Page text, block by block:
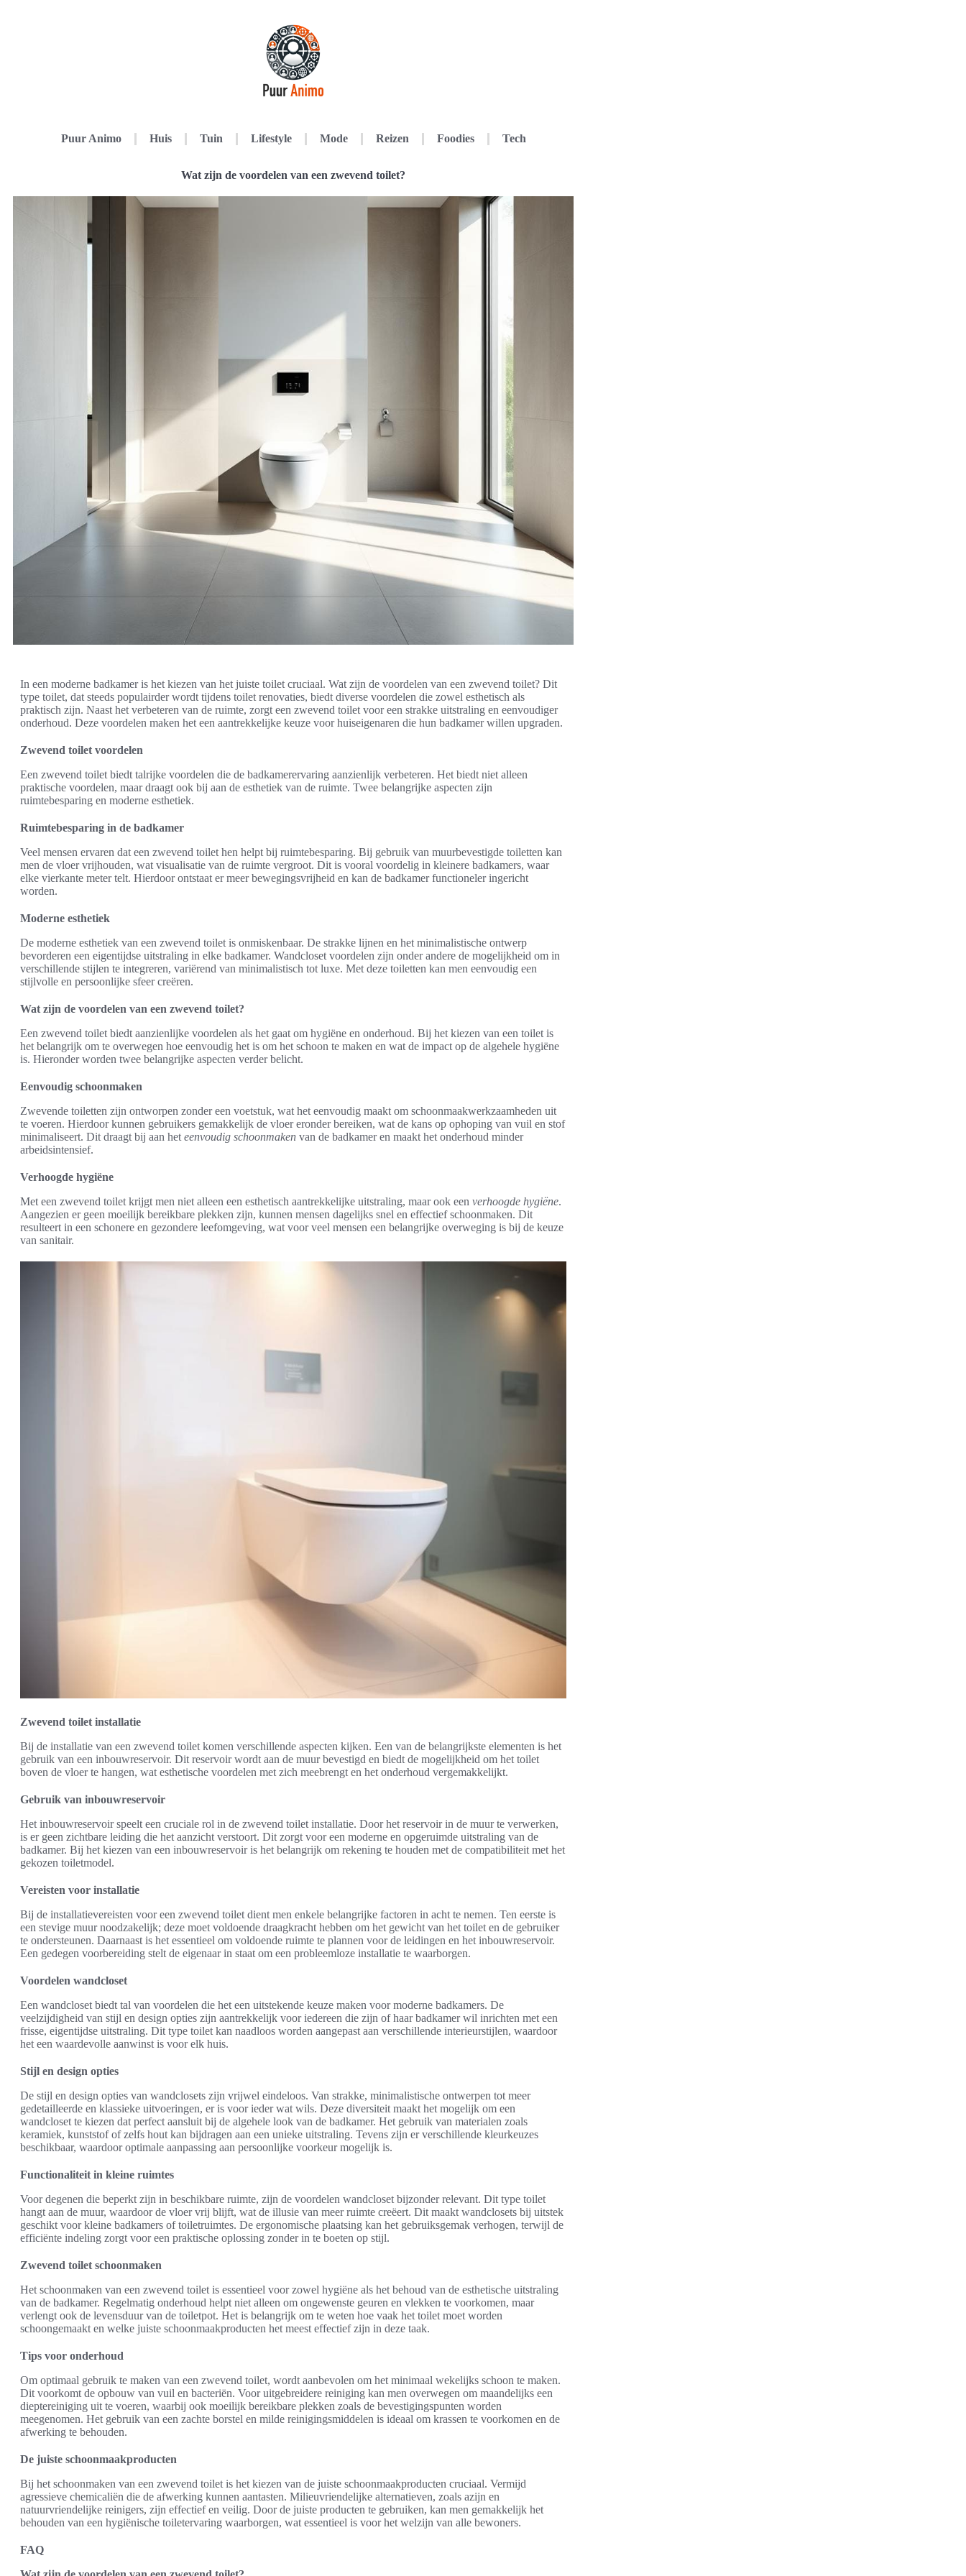
Puur Animo Huis Tuin Lifestyle Mode Reizen Foodies Tech
Wat zijn de voordelen van een zwevend toilet?
In een moderne badkamer is het kiezen van het juiste toilet cruciaal. Wat zijn de voordelen van een zwevend toilet? Dit
type toilet, dat steeds populairder wordt tijdens toilet renovaties, biedt diverse voordelen die zowel esthetisch als
praktisch zijn. Naast het verbeteren van de ruimte, zorgt een zwevend toilet voor een strakke uitstraling en eenvoudiger
onderhoud. Deze voordelen maken het een aantrekkelijke keuze voor huiseigenaren die hun badkamer willen upgraden.
Zwevend toilet voordelen
Een zwevend toilet biedt talrijke voordelen die de badkamerervaring aanzienlijk verbeteren. Het biedt niet alleen
praktische voordelen, maar draagt ook bij aan de esthetiek van de ruimte. Twee belangrijke aspecten zijn
ruimtebesparing en moderne esthetiek.
Ruimtebesparing in de badkamer
Veel mensen ervaren dat een zwevend toilet hen helpt bij ruimtebesparing. Bij gebruik van muurbevestigde toiletten kan
men de vloer vrijhouden, wat visualisatie van de ruimte vergroot. Dit is vooral voordelig in kleinere badkamers, waar
elke vierkante meter telt. Hierdoor ontstaat er meer bewegingsvrijheid en kan de badkamer functioneler ingericht
worden.
Moderne esthetiek
De moderne esthetiek van een zwevend toilet is onmiskenbaar. De strakke lijnen en het minimalistische ontwerp
bevorderen een eigentijdse uitstraling in elke badkamer. Wandcloset voordelen zijn onder andere de mogelijkheid om in
verschillende stijlen te integreren, variërend van minimalistisch tot luxe. Met deze toiletten kan men eenvoudig een
stijlvolle en persoonlijke sfeer creëren.
Wat zijn de voordelen van een zwevend toilet?
Een zwevend toilet biedt aanzienlijke voordelen als het gaat om hygiëne en onderhoud. Bij het kiezen van een toilet is
het belangrijk om te overwegen hoe eenvoudig het is om het schoon te maken en wat de impact op de algehele hygiëne
is. Hieronder worden twee belangrijke aspecten verder belicht.
Eenvoudig schoonmaken
Zwevende toiletten zijn ontworpen zonder een voetstuk, wat het eenvoudig maakt om schoonmaakwerkzaamheden uit
te voeren. Hierdoor kunnen gebruikers gemakkelijk de vloer eronder bereiken, wat de kans op ophoping van vuil en stof
minimaliseert. Dit draagt bij aan het eenvoudig schoonmaken van de badkamer en maakt het onderhoud minder
arbeidsintensief.
Verhoogde hygiëne
Met een zwevend toilet krijgt men niet alleen een esthetisch aantrekkelijke uitstraling, maar ook een verhoogde hygiëne.
Aangezien er geen moeilijk bereikbare plekken zijn, kunnen mensen dagelijks snel en effectief schoonmaken. Dit
resulteert in een schonere en gezondere leefomgeving, wat voor veel mensen een belangrijke overweging is bij de keuze
van sanitair.
Zwevend toilet installatie
Bij de installatie van een zwevend toilet komen verschillende aspecten kijken. Een van de belangrijkste elementen is het
gebruik van een inbouwreservoir. Dit reservoir wordt aan de muur bevestigd en biedt de mogelijkheid om het toilet
boven de vloer te hangen, wat esthetische voordelen met zich meebrengt en het onderhoud vergemakkelijkt.
Gebruik van inbouwreservoir
Het inbouwreservoir speelt een cruciale rol in de zwevend toilet installatie. Door het reservoir in de muur te verwerken,
is er geen zichtbare leiding die het aanzicht verstoort. Dit zorgt voor een moderne en opgeruimde uitstraling van de
badkamer. Bij het kiezen van een inbouwreservoir is het belangrijk om rekening te houden met de compatibiliteit met het
gekozen toiletmodel.
Vereisten voor installatie
Bij de installatievereisten voor een zwevend toilet dient men enkele belangrijke factoren in acht te nemen. Ten eerste is
een stevige muur noodzakelijk; deze moet voldoende draagkracht hebben om het gewicht van het toilet en de gebruiker
te ondersteunen. Daarnaast is het essentieel om voldoende ruimte te plannen voor de leidingen en het inbouwreservoir.
Een gedegen voorbereiding stelt de eigenaar in staat om een probleemloze installatie te waarborgen.
Voordelen wandcloset
Een wandcloset biedt tal van voordelen die het een uitstekende keuze maken voor moderne badkamers. De
veelzijdigheid van stijl en design opties zijn aantrekkelijk voor iedereen die zijn of haar badkamer wil inrichten met een
frisse, eigentijdse uitstraling. Dit type toilet kan naadloos worden aangepast aan verschillende interieurstijlen, waardoor
het een waardevolle aanwinst is voor elk huis.
Stijl en design opties
De stijl en design opties van wandclosets zijn vrijwel eindeloos. Van strakke, minimalistische ontwerpen tot meer
gedetailleerde en klassieke uitvoeringen, er is voor ieder wat wils. Deze diversiteit maakt het mogelijk om een
wandcloset te kiezen dat perfect aansluit bij de algehele look van de badkamer. Het gebruik van materialen zoals
keramiek, kunststof of zelfs hout kan bijdragen aan een unieke uitstraling. Tevens zijn er verschillende kleurkeuzes
beschikbaar, waardoor optimale aanpassing aan persoonlijke voorkeur mogelijk is.
Functionaliteit in kleine ruimtes
Voor degenen die beperkt zijn in beschikbare ruimte, zijn de voordelen wandcloset bijzonder relevant. Dit type toilet
hangt aan de muur, waardoor de vloer vrij blijft, wat de illusie van meer ruimte creëert. Dit maakt wandclosets bij uitstek
geschikt voor kleine badkamers of toiletruimtes. De ergonomische plaatsing kan het gebruiksgemak verhogen, terwijl de
efficiënte indeling zorgt voor een praktische oplossing zonder in te boeten op stijl.
Zwevend toilet schoonmaken
Het schoonmaken van een zwevend toilet is essentieel voor zowel hygiëne als het behoud van de esthetische uitstraling
van de badkamer. Regelmatig onderhoud helpt niet alleen om ongewenste geuren en vlekken te voorkomen, maar
verlengt ook de levensduur van de toiletpot. Het is belangrijk om te weten hoe vaak het toilet moet worden
schoongemaakt en welke juiste schoonmaakproducten het meest effectief zijn in deze taak.
Tips voor onderhoud
Om optimaal gebruik te maken van een zwevend toilet, wordt aanbevolen om het minimaal wekelijks schoon te maken.
Dit voorkomt de opbouw van vuil en bacteriën. Voor uitgebreidere reiniging kan men overwegen om maandelijks een
dieptereiniging uit te voeren, waarbij ook moeilijk bereikbare plekken zoals de bevestigingspunten worden
meegenomen. Het gebruik van een zachte borstel en milde reinigingsmiddelen is ideaal om krassen te voorkomen en de
afwerking te behouden.
De juiste schoonmaakproducten
Bij het schoonmaken van een zwevend toilet is het kiezen van de juiste schoonmaakproducten cruciaal. Vermijd
agressieve chemicaliën die de afwerking kunnen aantasten. Milieuvriendelijke alternatieven, zoals azijn en
natuurvriendelijke reinigers, zijn effectief en veilig. Door de juiste producten te gebruiken, kan men gemakkelijk het
behouden van een hygiënische toiletervaring waarborgen, wat essentieel is voor het welzijn van alle bewoners.
FAQ